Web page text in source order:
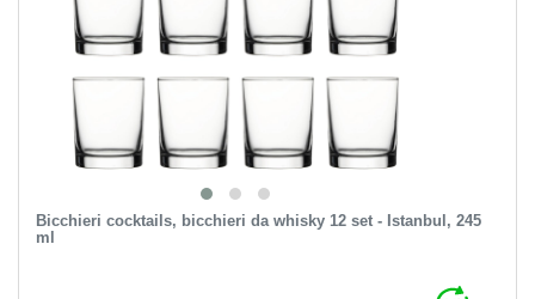
Bicchieri cocktails, bicchieri da whisky 12 set - Istanbul, 245
ml